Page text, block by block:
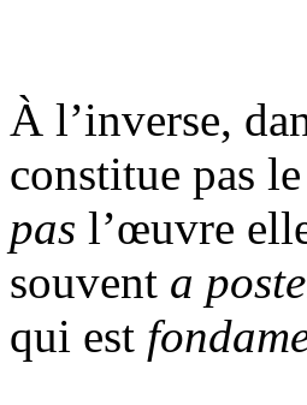
À l’inverse,
constitue pas
pas l’œuvre
souvent a
qui est